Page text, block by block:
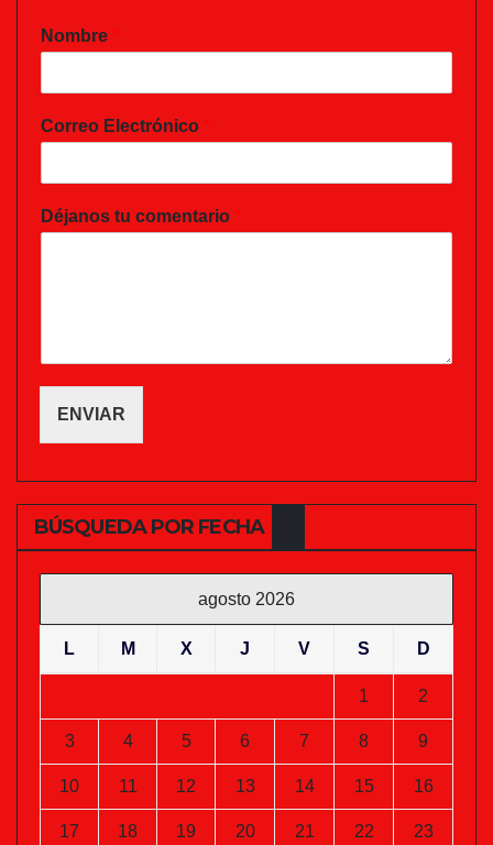
Nombre
Correo Electrónico
Déjanos tu comentario
ENVIAR
BÚSQUEDA POR FECHA
agosto 2026
L M X J V S D
1 2
3 4 5 6 7 8 9
10 11 12 13 14 15 16
17 18 19 20 21 22 23